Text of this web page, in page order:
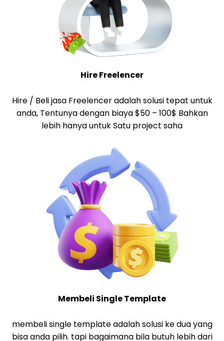
Hire Freelencer
Hire / Beli jasa Freelencer adalah solusi tepat untuk
anda, Tentunya dengan biaya $50 – 100$ Bahkan
lebih hanya untuk Satu project saha
Membeli Single Template
membeli single template adalah solusi ke dua yang
bisa anda pilih. tapi bagaimana bila butuh lebih dari